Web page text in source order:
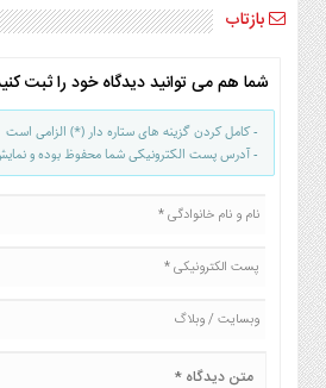
بازتاب
شما هم می توانید دیدگاه خود را ثبت
- کامل کردن گزینه های ستاره دار (*) الزامی است
- آدرس پست الکترونیکی شما محفوظ بوده و